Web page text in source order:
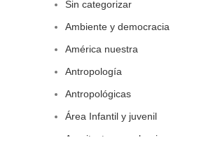
Sin categorizar
Ambiente y democracia
América nuestra
Antropología
Antropológicas
Área Infantil y juvenil
Arquitectura y urbanismo